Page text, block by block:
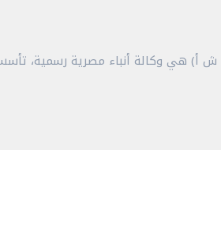
ش أ) هي وكالة أنباء مصرية رسمية،